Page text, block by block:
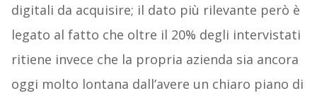
digitali da acquisire; il dato più rilevante però è
legato al fatto che oltre il 20% degli intervistati
ritiene invece che la propria azienda sia ancora
oggi molto lontana dall’avere un chiaro piano di